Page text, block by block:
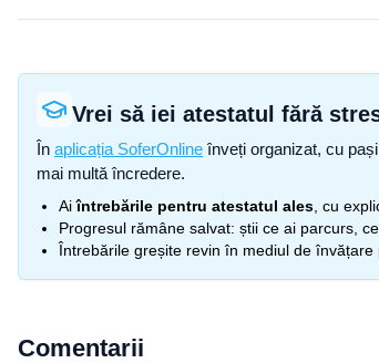
Vrei să iei atestatul fără
În aplicația SoferOnline înveți organizat, cu
mai multă încredere.
Aiîntrebările pentru atestatul ales , cu
Progresul rămâne salvat: știi ce ai parcurs,
Întrebările greșite revin în mediul de învățare
Comentarii